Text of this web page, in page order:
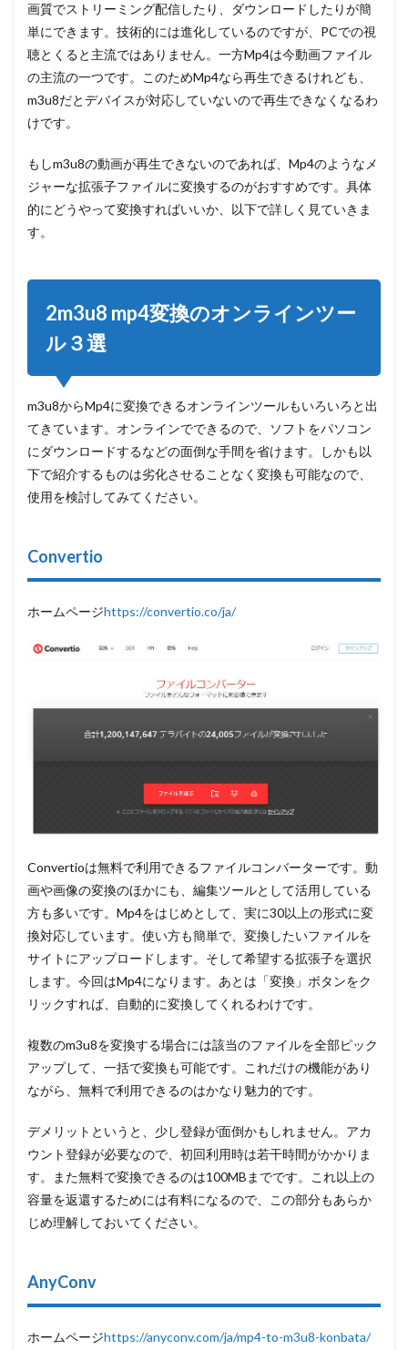
Cyborg
m3u8
mp4
変換
リー
ト３
3.1
スト
リー
ムレ
ダー
4
まと
め
画質でストリーミング配信したり、ダウンロードしたりが簡
単にできます。技術的には進化しているのですが、PCでの視
聴とくると主流ではありません。一方Mp4は今動画ファイル
の主流の一つです。このためMp4なら再生できるけれども、
m3u8だとデバイスが対応していないので再生できなくなるわ
けです。
もしm3u8の動画が再生できないのであれば、Mp4のようなメ
ジャーな拡張子ファイルに変換するのがおすすめです。具体
的にどうやって変換すればいいか、以下で詳しく見ていきま
す。
2m3u8 mp4変換のオンラインツー
ル３選
m3u8からMp4に変換できるオンラインツールもいろいろと出
てきています。オンラインでできるので、ソフトをパソコン
にダウンロードするなどの面倒な手間を省けます。しかも以
下で紹介するものは劣化させることなく変換も可能なので、
使用を検討してみてください。
Convertio
ホームページhttps://convertio.co/ja/
Convertioは無料で利用できるファイルコンバーターです。動
画や画像の変換のほかにも、編集ツールとして活用している
方も多いです。Mp4をはじめとして、実に30以上の形式に変
換対応しています。使い方も簡単で、変換したいファイルを
サイトにアップロードします。そして希望する拡張子を選択
します。今回はMp4になります。あとは「変換」ボタンをク
リックすれば、自動的に変換してくれるわけです。
複数のm3u8を変換する場合には該当のファイルを全部ピック
アップして、一括で変換も可能です。これだけの機能があり
ながら、無料で利用できるのはかなり魅力的です。
デメリットというと、少し登録が面倒かもしれません。アカ
ウント登録が必要なので、初回利用時は若干時間がかかりま
す。また無料で変換できるのは100MBまでです。これ以上の
容量を返還するためには有料になるので、この部分もあらか
じめ理解しておいてください。
AnyConv
ホームページhttps://anyconv.com/ja/mp4-to-m3u8-konbata/